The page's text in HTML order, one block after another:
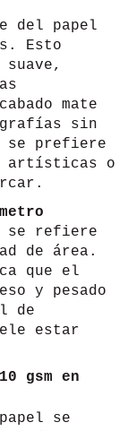
del papel
Esto
mate
sin
se prefiere
artísticas o
se refiere
de área.
que el
y pesado
de
estar
gsm en
se